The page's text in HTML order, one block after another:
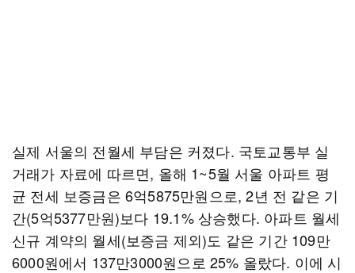
실제 서울의 전월세 부담은 커졌다. 국토교통부 실
거래가 자료에 따르면, 올해 1~5월 서울 아파트 평
균 전세 보증금은 6억5875만원으로, 2년 전 같은 기
간(5억5377만원)보다 19.1% 상승했다. 아파트 월세
신규 계약의 월세(보증금 제외)도 같은 기간 109만
6000원에서 137만3000원으로 25% 올랐다. 이에 시